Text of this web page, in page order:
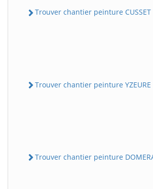
Trouver chantier peinture CUSSET
Trouver chantier peinture YZEURE
Trouver chantier peinture